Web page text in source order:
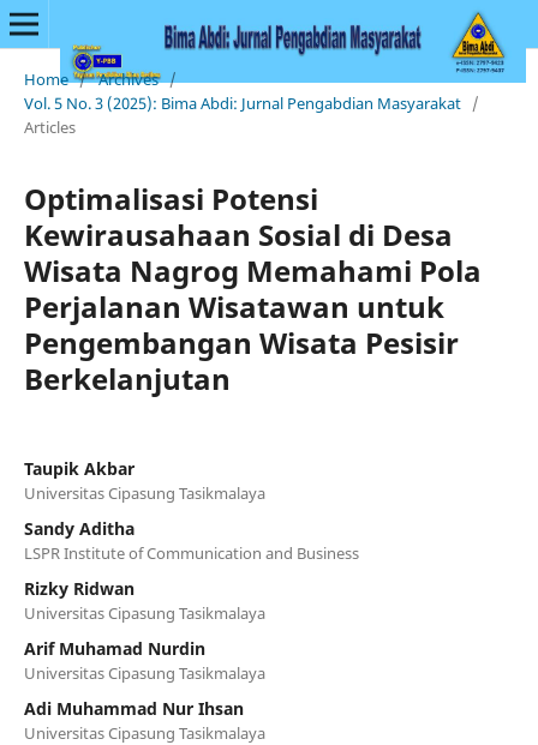
Home / Archives /
Vol. 5 No. 3 (2025): Bima Abdi: Jurnal Pengabdian Masyarakat /
Articles
Optimalisasi Potensi
Kewirausahaan Sosial di Desa
Wisata Nagrog Memahami Pola
Perjalanan Wisatawan untuk
Pengembangan Wisata Pesisir
Berkelanjutan
Taupik Akbar
Universitas Cipasung Tasikmalaya
Sandy Aditha
LSPR Institute of Communication and Business
Rizky Ridwan
Universitas Cipasung Tasikmalaya
Arif Muhamad Nurdin
Universitas Cipasung Tasikmalaya
Adi Muhammad Nur Ihsan
Universitas Cipasung Tasikmalaya